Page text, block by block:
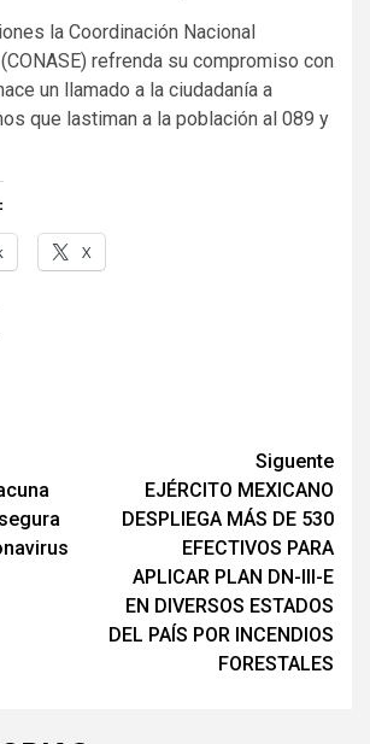
la Coordinación Nacional
refrenda su compromiso con
un llamado a la ciudadanía a
que lastiman a la población al 089 y
X
Siguente
EJÉRCITO MEXICANO
DESPLIEGA MÁS DE 530
EFECTIVOS PARA
APLICAR PLAN DN-III-E
EN DIVERSOS ESTADOS
DEL PAÍS POR INCENDIOS
FORESTALES